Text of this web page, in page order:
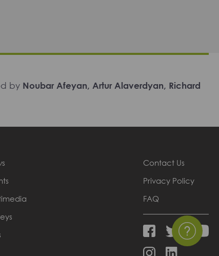
by Noubar Afeyan, Artur Alaverdyan, Richard
Contact Us
Privacy Policy
FAQ